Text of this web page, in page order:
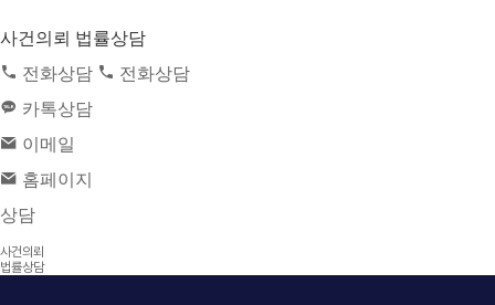
사건의뢰 법률상담
전화상담
전화상담
카톡상담
이메일
홈페이지
상담
사건의뢰
법률상담